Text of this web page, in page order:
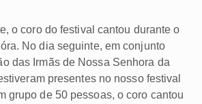
o coro do festival cantou durante o
No dia seguinte, em conjunto
das Irmãs de Nossa Senhora da
presentes no nosso festival
grupo de 50 pessoas, o coro cantou